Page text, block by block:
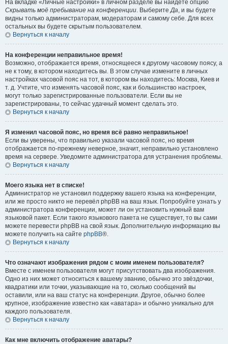
На вкладке «Личные настройки» в личном разделе вы найдёте опцию
Скрывать моё пребывание на конференции. ВыберитеДа, и вы будете
видны только администраторам, модераторам и самому себе. Для всех
остальных вы будете скрытым пользователем.
Вернуться к началу
На конференции неправильное время!
Возможно, отображается время, относящееся к другому часовому поясу, а
не к тому, в котором находитесь вы. В этом случае измените в личных
настройках часовой пояс на тот, в котором вы находитесь: Москва, Киев и
т. д. Учтите, что изменять часовой пояс, как и большинство настроек,
могут только зарегистрированные пользователи. Если вы не
зарегистрированы, то сейчас удачный момент сделать это.
Вернуться к началу
Я изменил часовой пояс, но время всё равно неправильное!
Если вы уверены, что правильно указали часовой пояс, но время
отображается по-прежнему неверное, значит, неправильно установлено
время на сервере. Уведомите администратора для устранения проблемы.
Вернуться к началу
Моего языка нет в списке!
Администратор не установил поддержку вашего языка на конференции,
или же просто никто не перевёл phpBB на ваш язык. Попробуйте узнать у
администратора конференции, может ли он установить нужный вам
языковой пакет. Если такого языкового пакета не существует, то вы сами
можете перевести phpBB на свой язык. Дополнительную информацию вы
можете получить на сайте phpBB®.
Вернуться к началу
Что означают изображения рядом с моим именем пользователя?
Вместе с именем пользователя могут присутствовать два изображения.
Одно из них может относиться к вашему званию, обычно это звёздочки,
квадратики или точки, указывающие на то, сколько сообщений вы
оставили, или на ваш статус на конференции. Другое, обычно более
крупное, изображение известно как «аватара» и обычно уникально для
каждого пользователя.
Вернуться к началу
Как мне включить отображение аватары?